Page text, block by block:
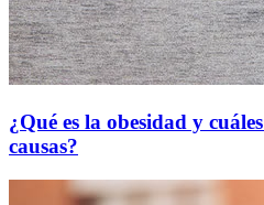
¿Qué es la obesidad y
causas?